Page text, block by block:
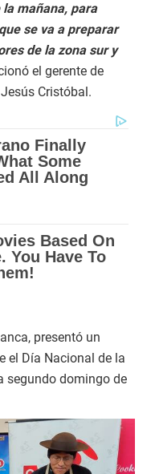
mañana, para
se va a preparar
de la zona sur y
el gerente de
Cristóbal.
presentó un
el Día Nacional de la
segundo domingo de